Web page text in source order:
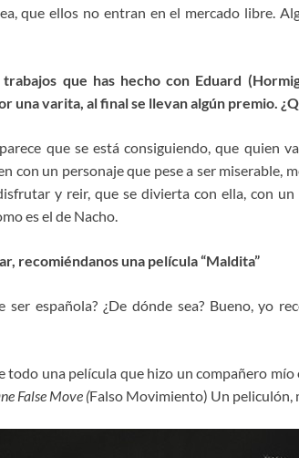
que ellos no entran en el mercado libre.
trabajos que has hecho con Eduard
una varita, al final se llevan algún premio.
que se está consiguiendo, que quien
con un personaje que pese a ser miserable,
y reir, que se divierta con ella, con
es el de Nacho.
recomiéndanos una película “Maldita”
ser española? ¿De dónde sea? Bueno, yo
todo una película que hizo un compañero
False Move (Falso Movimiento) Un peliculón,